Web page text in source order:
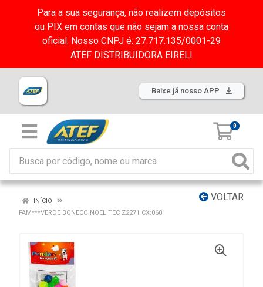
Para a sua segurança, não realizem depósitos
ou PIX em contas que não sejam a nossa conta
oficial. Nosso CNPJ é: 27.717.135/0001-29
ATEF DISTRIBUIDORA EIRELI
Baixe já nosso APP
0
VOLTAR
INÍCIO
FAM***VERDE BONECO NOEL TEC Z2271 CX:060